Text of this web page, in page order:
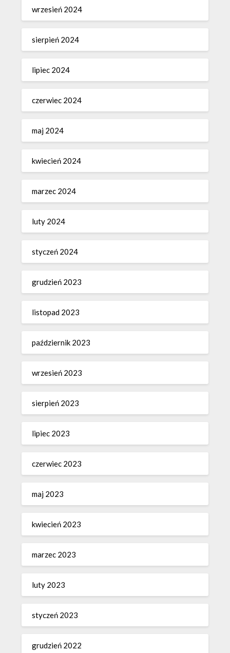
wrzesień 2024
sierpień 2024
lipiec 2024
czerwiec 2024
maj 2024
kwiecień 2024
marzec 2024
luty 2024
styczeń 2024
grudzień 2023
listopad 2023
październik 2023
wrzesień 2023
sierpień 2023
lipiec 2023
czerwiec 2023
maj 2023
kwiecień 2023
marzec 2023
luty 2023
styczeń 2023
grudzień 2022